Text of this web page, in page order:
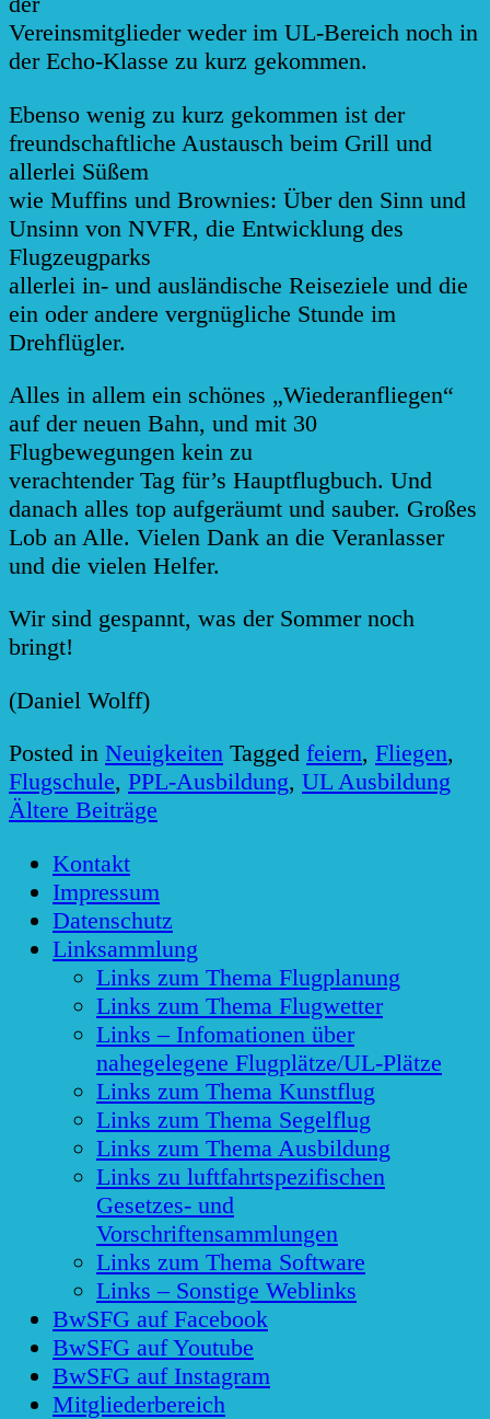
Vereinsmitglieder weder im UL-Bereich noch in
der Echo-Klasse zu kurz gekommen.
Ebenso wenig zu kurz gekommen ist der
freundschaftliche Austausch beim Grill und
allerlei Süßem
wie Muffins und Brownies: Über den Sinn und
Unsinn von NVFR, die Entwicklung des
Flugzeugparks
allerlei in- und ausländische Reiseziele und die
ein oder andere vergnügliche Stunde im
Drehflügler.
Alles in allem ein schönes „Wiederanfliegen“
auf der neuen Bahn, und mit 30
Flugbewegungen kein zu
verachtender Tag für’s Hauptflugbuch. Und
danach alles top aufgeräumt und sauber. Großes
Lob an Alle. Vielen Dank an die Veranlasser
und die vielen Helfer.
Wir sind gespannt, was der Sommer noch
bringt!
(Daniel Wolff)
Posted in Neuigkeiten Tagged feiern, Fliegen,
Flugschule, PPL-Ausbildung, UL Ausbildung
Beitragsnavigation
Ältere Beiträge
Kontakt
Impressum
Datenschutz
Linksammlung
Links zum Thema Flugplanung
Links zum Thema Flugwetter
Links – Infomationen über
nahegelegene Flugplätze/UL-Plätze
Links zum Thema Kunstflug
Links zum Thema Segelflug
Links zum Thema Ausbildung
Links zu luftfahrtspezifischen
Gesetzes- und
Vorschriftensammlungen
Links zum Thema Software
Links – Sonstige Weblinks
BwSFG auf Facebook
BwSFG auf Youtube
BwSFG auf Instagram
Mitgliederbereich